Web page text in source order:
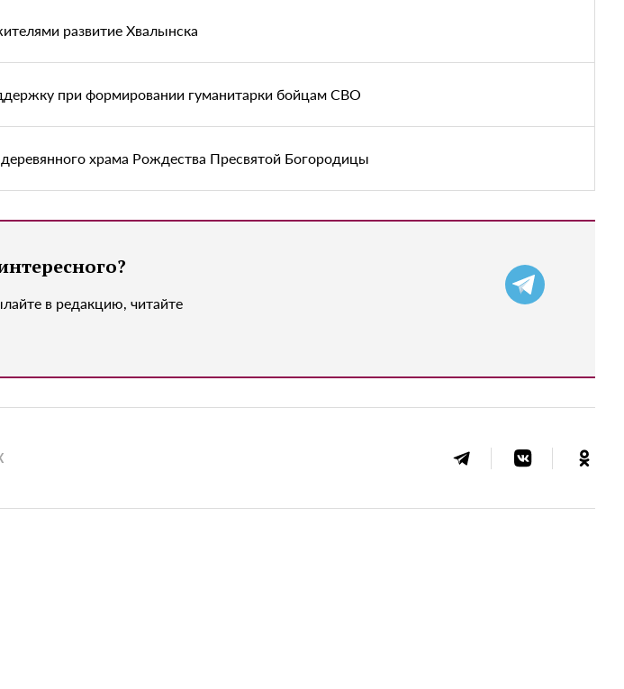
развитие Хвалынска
при формировании гуманитарки бойцам СВО
храма Рождества Пресвятой Богородицы
в редакцию, читайте